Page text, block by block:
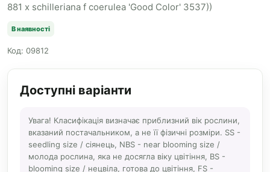
881 x schilleriana f coerulea 'Good Color' 3537))
В наявності
Код: 09812
Доступні варіанти
Увага! Класифікація визначає приблизний вік рослини,
вказаний постачальником, а не її фізичні розміри. SS -
seedling size / сіянець, NBS - near blooming size /
молода рослина, яка не досягла віку цвітіння, BS -
blooming size / нецвіла, готова до цвітіння, FS -